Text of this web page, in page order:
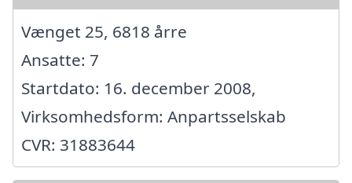
Vænget 25, 6818 årre
Ansatte: 7
Startdato: 16. december 2008,
Virksomhedsform: Anpartsselskab
CVR: 31883644